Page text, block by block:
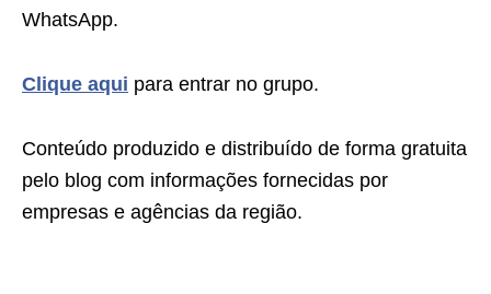
WhatsApp.
Clique aqui para entrar no grupo.
Conteúdo produzido e distribuído de forma gratuita
pelo blog com informações fornecidas por
empresas e agências da região.